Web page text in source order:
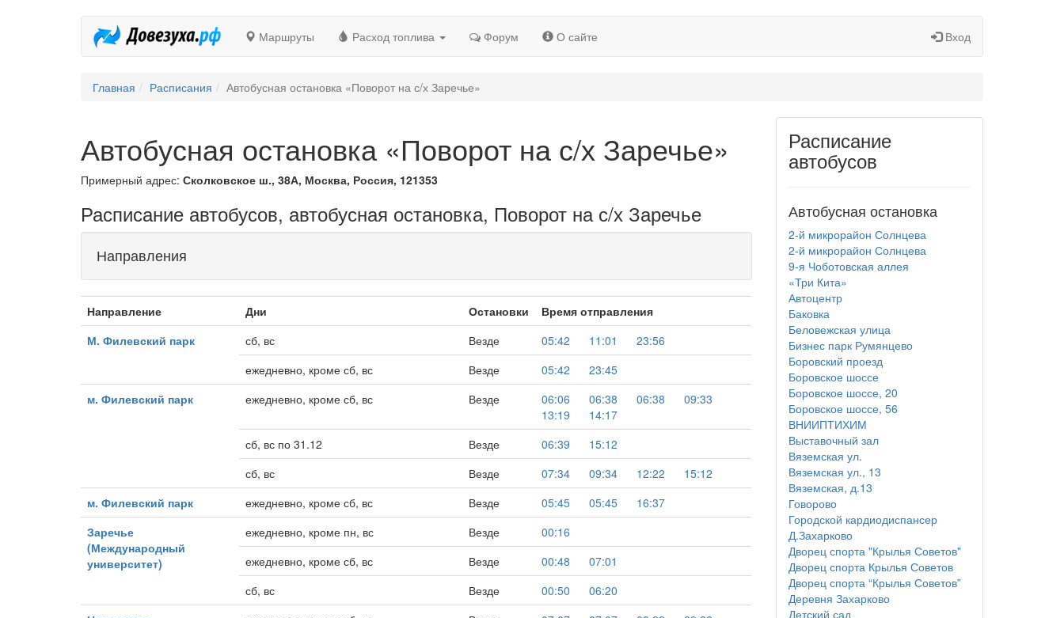
Маршруты Расход топлива Форум О сайте Вход
Главная Расписания Автобусная остановка «Поворот на с/х Заречье»
Автобусная остановка «Поворот на с/х Заречье»
Примерный адрес: Сколковское ш., 38А, Москва, Россия, 121353
Расписание автобусов, автобусная остановка, Поворот на с/х Заречье
Направления
Направление Дни Остановки
Время отправления
М. Филевский парк
сб, вс Везде 05:42 11:01
23:56
ежедневно, кроме сб, вс
Везде 05:42
23:45
м. Филевский парк
ежедневно, кроме сб, вс Везде 06:06 06:38 06:38
09:33
13:19
14:17
сб, вс по 31.12
Везде 06:39
15:12
сб, вс
Везде 07:34 09:34 12:22
15:12
м. Филевский парк
ежедневно, кроме сб, вс Везде 05:45 05:45
16:37
Заречье
(Международный
университет)
ежедневно, кроме пн, вс Везде
00:16
ежедневно, кроме сб, вс
Везде 00:48
07:01
сб, вс
Везде 00:50
06:20
Расписание
автобусов
Автобусная остановка
2-й микрорайон Солнцева
2-й микрорайон Солнцева
9-я Чоботовская аллея
«Три Кита»
Автоцентр
Баковка
Беловежская улица
Бизнес парк Румянцево
Боровский проезд
Боровское шоссе
Боровское шоссе, 20
Боровское шоссе, 56
ВНИИПТИХИМ
Выставочный зал
Вяземская ул.
Вяземская ул., 13
Вяземская, д.13
Говорово
Городской кардиодиспансер
Д.Захарково
Дворец спорта "Крылья Советов"
Дворец спорта Крылья Советов
Дворец спорта “Крылья Советов”
Деревня Захарково
Детский сад